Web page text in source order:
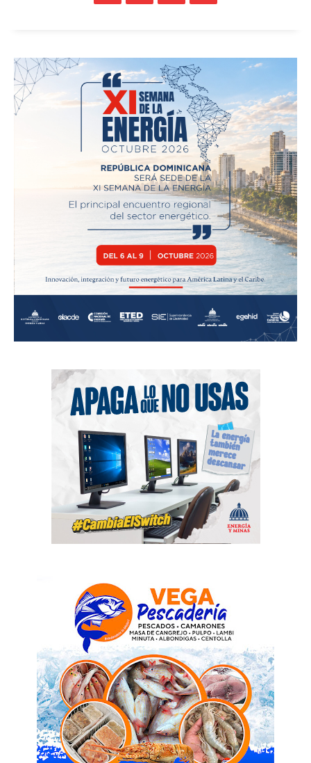
News Week
Magazine PRO
SUBSCRIBE NOW
Company
Acerca
Contactos
Servicio Publicitario